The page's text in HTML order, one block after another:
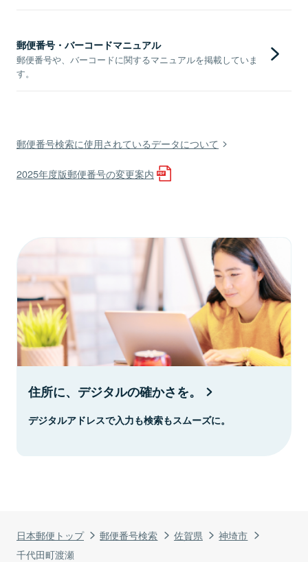
日本郵便トップ 郵便番号検索 佐賀県
神埼市
千代田町渡瀬
郵便番号・バーコードマニュアル
郵便番号や、バーコードに関するマニュアルを掲載していま
す。
郵便番号検索に使用されているデータについて
2025年度版郵便番号の変更案内
住所に、デジタルの確かさを。
デジタルアドレスで入力も検索もスムーズに。